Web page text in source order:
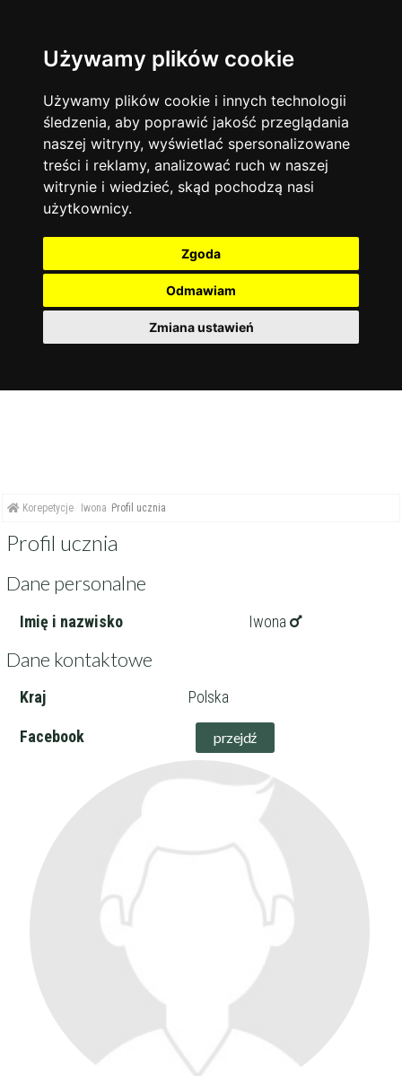
Używamy plików cookie
Używamy plików cookie i innych technologii
śledzenia, aby poprawić jakość przeglądania
naszej witryny, wyświetlać spersonalizowane
treści i reklamy, analizować ruch w naszej
witrynie i wiedzieć, skąd pochodzą nasi
użytkownicy.
Zgoda
Odmawiam
Zmiana ustawień
Język angielski 13742
Matematyka 12927
Chemia 4886
Język niemiecki 4307
Język polski 3426
Fizyka
Język francuski
Warszawa
Korepetycje
Online
14833
Kraków 7753
Wrocław
Łódź 3511
Gdańsk 2075
zakres dni
Wtorek
Środa
Czwartek
Piątek
Sobota
Niedziela
więcej filtrów Filtruj
Filtry
Szukaj w promieniu
km
Maksymalna cena zł/60min.
darmowa lekcja próbna
kalendarz korepetycji
Korepetycje Iwona Profil ucznia
Profil ucznia
Dane personalne
Imię i nazwisko Iwona
Dane kontaktowe
Kraj Polska
Facebook przejdź